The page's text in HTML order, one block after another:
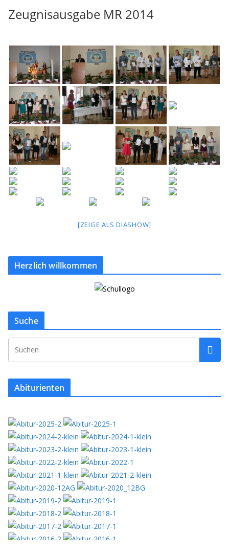
Zeugnisausgabe MR 2014
[ZEIGE ALS DIASHOW]
Herzlich willkommen
Suche
Abiturienten